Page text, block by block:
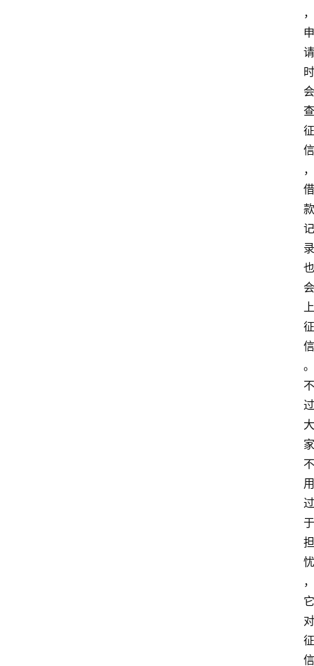
，
申
请
时
会
查
征
信
，
借
款
记
录
也
会
上
征
信
。
不
过
大
家
不
用
过
于
担
忧
，
它
对
征
信